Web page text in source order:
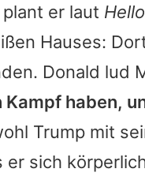
er laut Hello
Hauses:
Donald lud
haben,
Trump mit
sich